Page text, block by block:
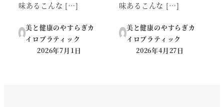
味あるこんな […]
美と健康のやすらぎカ
イロプラティック
投稿日
2026年7月1日
味あるこんな […]
美と健康のやすらぎカ
イロプラティック
投稿日
2026年4月27日